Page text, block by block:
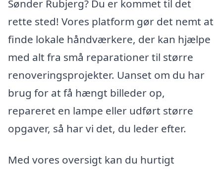
Sønder Rubjerg? Du er kommet til det
rette sted! Vores platform gør det nemt at
finde lokale håndværkere, der kan hjælpe
med alt fra små reparationer til større
renoveringsprojekter. Uanset om du har
brug for at få hængt billeder op,
repareret en lampe eller udført større
opgaver, så har vi det, du leder efter.
Med vores oversigt kan du hurtigt